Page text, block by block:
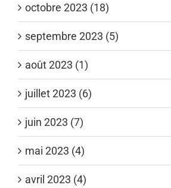
octobre 2023 (18)
septembre 2023 (5)
août 2023 (1)
juillet 2023 (6)
juin 2023 (7)
mai 2023 (4)
avril 2023 (4)